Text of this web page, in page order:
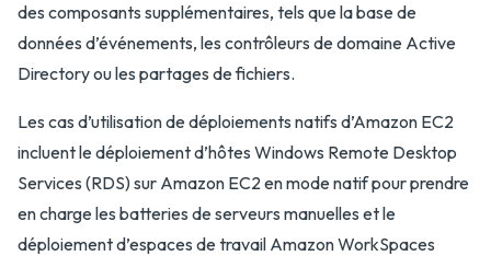
des composants supplémentaires, tels que la base de
données d’événements, les contrôleurs de domaine Active
Directory ou les partages de fichiers.
Les cas d’utilisation de déploiements natifs d’Amazon EC2
incluent le déploiement d’hôtes Windows Remote Desktop
Services (RDS) sur Amazon EC2 en mode natif pour prendre
en charge les batteries de serveurs manuelles et le
déploiement d’espaces de travail Amazon WorkSpaces